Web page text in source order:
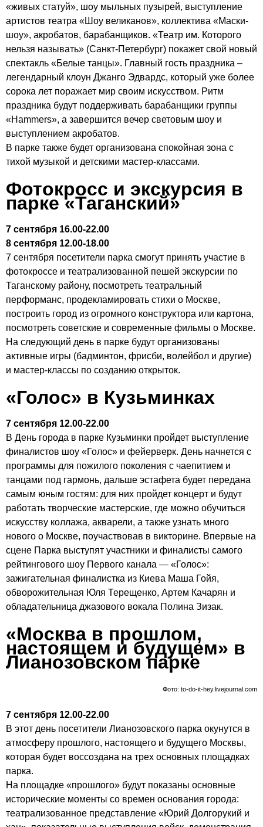
«живых статуй», шоу мыльных пузырей, выступление
артистов театра «Шоу великанов», коллектива «Маски-
шоу», акробатов, барабанщиков. «Театр им. Которого
нельзя называть» (Санкт-Петербург) покажет свой новый
спектакль «Белые танцы». Главный гость праздника –
легендарный клоун Джанго Эдвардс, который уже более
сорока лет поражает мир своим искусством. Ритм
праздника будут поддерживать барабанщики группы
«Hammers», а завершится вечер световым шоу и
выступлением акробатов.
В парке также будет организована спокойная зона с
тихой музыкой и детскими мастер-классами.
Фотокросс и экскурсия в
парке «Таганский»
7 сентября 16.00-22.00
8 сентября 12.00-18.00
7 сентября посетители парка смогут принять участие в
фотокроссе и театрализованной пешей экскурсии по
Таганскому району, посмотреть театральный
перформанс, продекламировать стихи о Москве,
построить город из огромного конструктора или картона,
посмотреть советские и современные фильмы о Москве.
На следующий день в парке будут организованы
активные игры (бадминтон, фрисби, волейбол и другие)
и мастер-классы по созданию открыток.
«Голос» в Кузьминках
7 сентября 12.00-22.00
В День города в парке Кузьминки пройдет выступление
финалистов шоу «Голос» и фейерверк. День начнется с
программы для пожилого поколения с чаепитием и
танцами под гармонь, дальше эстафета будет передана
самым юным гостям: для них пройдет концерт и будут
работать творческие мастерские, где можно обучиться
искусству коллажа, акварели, а также узнать много
нового о Москве, поучаствовав в викторине. Впервые на
сцене Парка выступят участники и финалисты самого
рейтингового шоу Первого канала — «Голос»:
зажигательная финалистка из Киева Маша Гойя,
обворожительная Юля Терещенко, Артем Качарян и
обладательница джазового вокала Полина Зизак.
«Москва в прошлом,
настоящем и будущем» в
Лианозовском парке
Фото: to-do-it-hey.livejournal.com
7 сентября 12.00-22.00
В этот день посетители Лианозовского парка окунутся в
атмосферу прошлого, настоящего и будущего Москвы,
которая будет воссоздана на трех основных площадках
парка.
На площадке «прошлого» будут показаны основные
исторические моменты со времен основания города:
театрализованное представление «Юрий Долгорукий и